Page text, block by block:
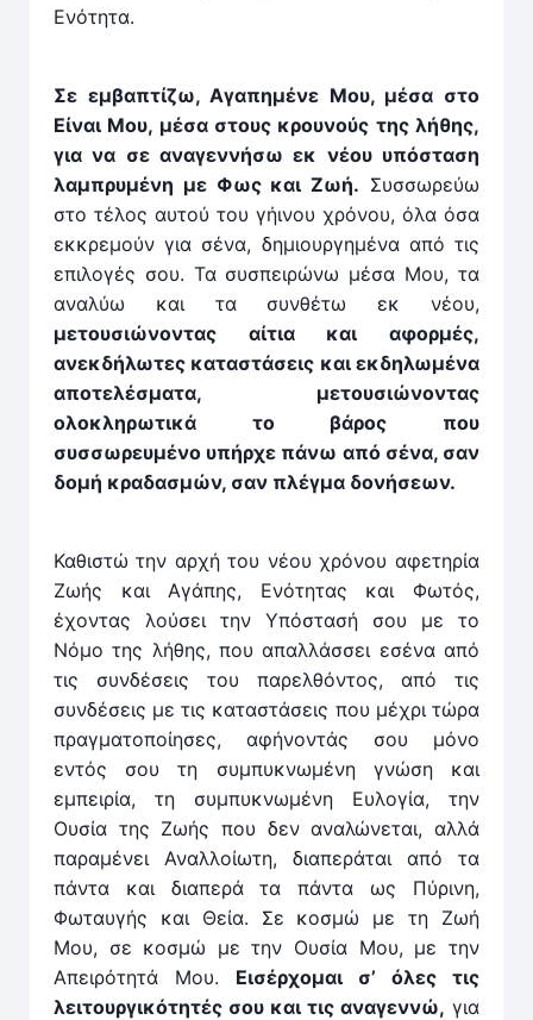
Ενότητα.
Σε εμβαπτίζω, Αγαπημένε Μου, μέσα στο
Είναι Μου, μέσα στους κρουνούς της λήθης,
για να σε αναγεννήσω εκ νέου υπόσταση
λαμπρυμένη με Φως και Ζωή. Συσσωρεύω
στο τέλος αυτού του γήινου χρόνου, όλα όσα
εκκρεμούν για σένα, δημιουργημένα από τις
επιλογές σου. Τα συσπειρώνω μέσα Μου, τα
αναλύω και τα συνθέτω εκ νέου,
μετουσιώνοντας αίτια και αφορμές,
ανεκδήλωτες καταστάσεις και εκδηλωμένα
αποτελέσματα, μετουσιώνοντας
ολοκληρωτικά το βάρος που
συσσωρευμένο υπήρχε πάνω από σένα, σαν
δομή κραδασμών, σαν πλέγμα δονήσεων.
Καθιστώ την αρχή του νέου χρόνου αφετηρία
Ζωής και Αγάπης, Ενότητας και Φωτός,
έχοντας λούσει την Υπόστασή σου με το
Νόμο της λήθης, που απαλλάσσει εσένα από
τις συνδέσεις του παρελθόντος, από τις
συνδέσεις με τις καταστάσεις που μέχρι τώρα
πραγματοποίησες, αφήνοντάς σου μόνο
εντός σου τη συμπυκνωμένη γνώση και
εμπειρία, τη συμπυκνωμένη Ευλογία, την
Ουσία της Ζωής που δεν αναλώνεται, αλλά
παραμένει Αναλλοίωτη, διαπεράται από τα
πάντα και διαπερά τα πάντα ως Πύρινη,
Φωταυγής και Θεία. Σε κοσμώ με τη Ζωή
Μου, σε κοσμώ με την Ουσία Μου, με την
Απειρότητά Μου. Εισέρχομαι σ’ όλες τις
λειτουργικότητές σου και τις αναγεννώ, για